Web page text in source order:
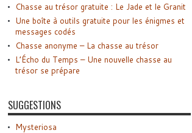
Chasse au trésor gratuite : Le Jade et le Granit
Une boîte à outils gratuite pour les énigmes et
messages codés
Chasse anonyme – La chasse au trésor
L’Écho du Temps – Une nouvelle chasse au
trésor se prépare
SUGGESTIONS
Mysteriosa